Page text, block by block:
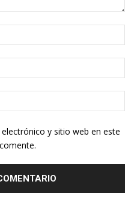
y sitio web en este